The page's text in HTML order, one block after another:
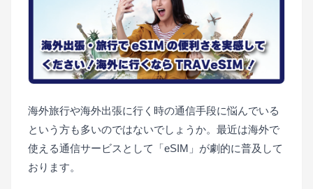
海外旅行や海外出張に行く時の通信手段に悩んでいる
という方も多いのではないでしょうか。最近は海外で
使える通信サービスとして「eSIM」が劇的に普及して
おります。